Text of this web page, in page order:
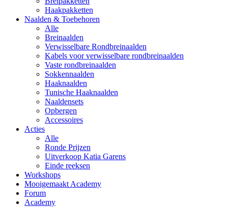
Haakpakketten
Naalden & Toebehoren
Alle
Breinaalden
Verwisselbare Rondbreinaalden
Kabels voor verwisselbare rondbreinaalden
Vaste rondbreinaalden
Sokkennaalden
Haaknaalden
Tunische Haaknaalden
Naaldensets
Opbergen
Accessoires
Acties
Alle
Ronde Prijzen
Uitverkoop Katia Garens
Einde reeksen
Workshops
Mooigemaakt Academy
Forum
Academy